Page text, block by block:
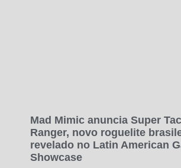
Mad Mimic anuncia Super
Ranger, novo roguelite
revelado no Latin American
Showcase